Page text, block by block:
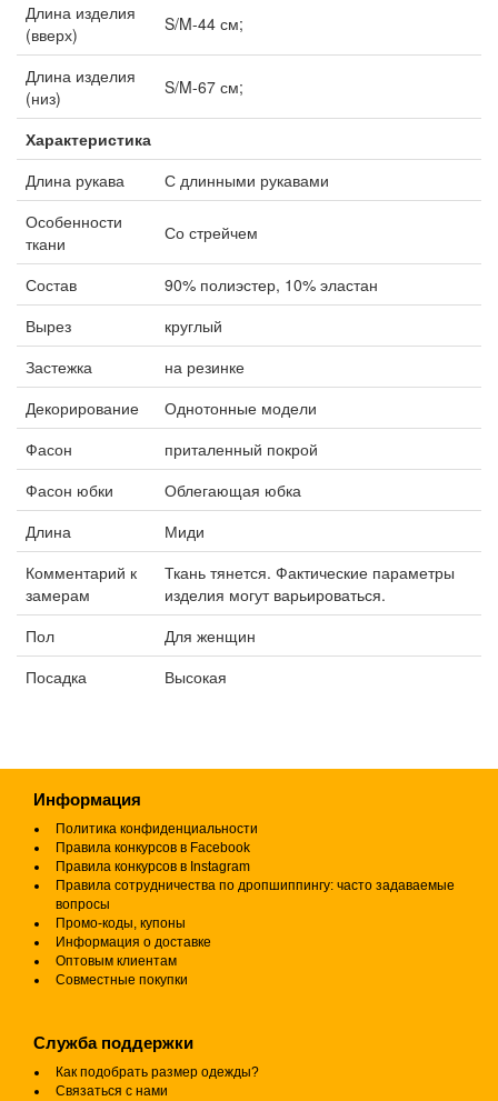
Длина изделия
(вверх)
S/M-44 см;
Длина изделия
(низ)
S/M-67 см;
Характеристика
Длина рукава
С длинными рукавами
Особенности
ткани
Со стрейчем
Состав
90% полиэстер, 10% эластан
Вырез
круглый
Застежка
на резинке
Декорирование
Однотонные модели
Фасон
приталенный покрой
Фасон юбки
Облегающая юбка
Длина
Миди
Комментарий к
замерам
Ткань тянется. Фактические параметры
изделия могут варьироваться.
Пол
Для женщин
Посадка
Высокая
Информация
Политика конфиденциальности
Правила конкурсов в Facebook
Правила конкурсов в Instagram
Правила сотрудничества по дропшиппингу: часто задаваемые
вопросы
Промо-коды, купоны
Информация о доставке
Оптовым клиентам
Совместные покупки
Служба поддержки
Как подобрать размер одежды?
Связаться с нами